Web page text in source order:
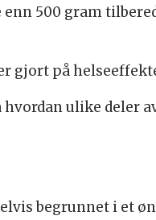
500 gram
gjort på
ulike deler
begrunnet i et